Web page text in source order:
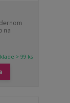
na
> 99 ks